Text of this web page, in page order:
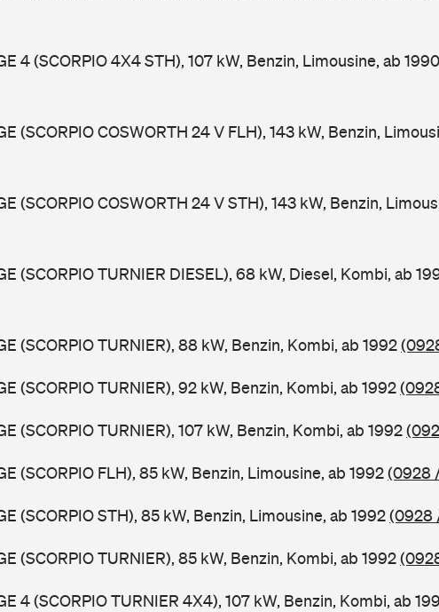
4 (SCORPIO 4X4 STH), 107 kW, Benzin, Limousine, ab 1990
(SCORPIO COSWORTH 24 V FLH), 143 kW, Benzin,
(SCORPIO COSWORTH 24 V STH), 143 kW, Benzin,
(SCORPIO TURNIER DIESEL), 68 kW, Diesel, Kombi, ab
(SCORPIO TURNIER), 88 kW, Benzin, Kombi, ab 1992
(SCORPIO TURNIER), 92 kW, Benzin, Kombi, ab 1992
(SCORPIO TURNIER), 107 kW, Benzin, Kombi, ab 1992
(SCORPIO FLH), 85 kW, Benzin, Limousine, ab 1992(0928
(SCORPIO STH), 85 kW, Benzin, Limousine, ab 1992(0928
(SCORPIO TURNIER), 85 kW, Benzin, Kombi, ab 1992
4 (SCORPIO TURNIER 4X4), 107 kW, Benzin, Kombi, ab